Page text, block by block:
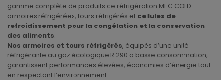
gamme complète de produits de réfrigération MEC COLD:
armoires réfrigérées, tours réfrigérés et cellules de
refroidissement pour la congélation et la conservation
des aliments.
Nos armoires et tours réfrigérés, équipés d’une unité
réfrigérante au gaz écologique R 290 à basse consommation,
garantissent performances élevées, économies d’énergie tout
en respectant l’environnement.